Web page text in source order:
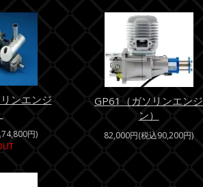
ンエンジ
円)
GP61（ガソリンエンジ
ン）
82,000円(税込90,200円)